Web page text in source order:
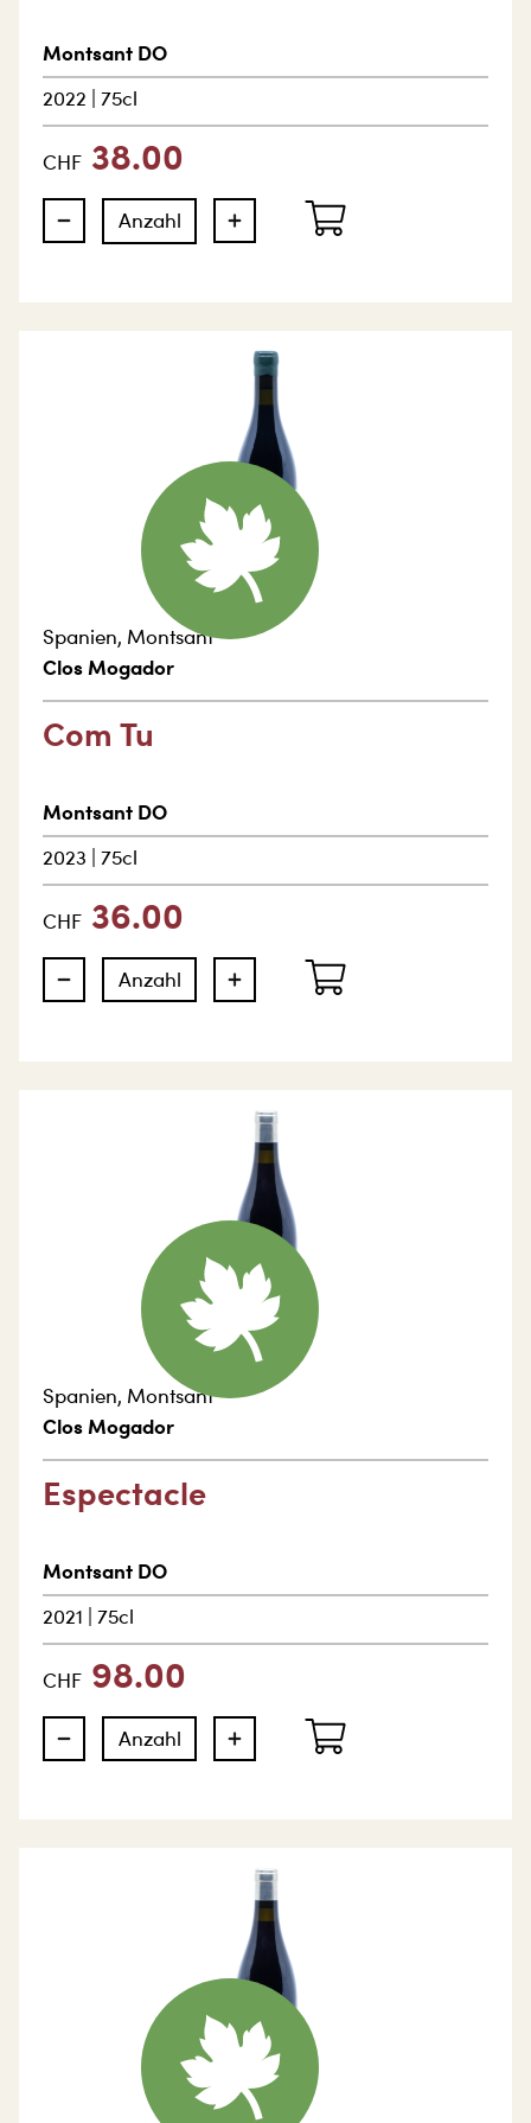
Montsant DO
2022 75cl
CHF 38.00
Spanien, Montsant
Clos Mogador
Com Tu
Montsant DO
2023 75cl
CHF 36.00
Spanien, Montsant
Clos Mogador
Espectacle
Montsant DO
2021 75cl
CHF 98.00